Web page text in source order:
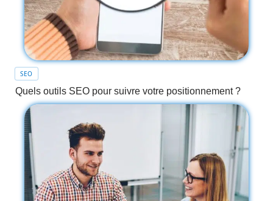
SEO
Quels outils SEO pour suivre votre positionnement ?